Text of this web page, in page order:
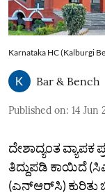
Karnataka HC (Kalburgi
Bar & Bench
Published on: 14 Jun
ದೇಶಾದ್ಯಂತ
ತಿದ್ದುಪಡಿ ಕಾಯಿದೆ
(ಎನ್‌ಆರ್‌ಸಿ) ಕುರಿತು